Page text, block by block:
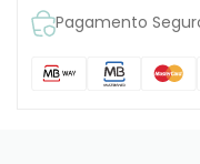
Pagamento